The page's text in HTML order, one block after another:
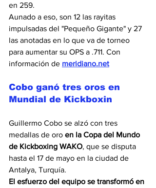
en 259.
Aunado a eso, son 12 las rayitas
impulsadas del "Pequeño Gigante" y 27
las anotadas en lo que va de torneo
para aumentar su OPS a .711. Con
información de meridiano.net
Cobo ganó tres oros en
Mundial de Kickboxin
Guillermo Cobo se alzó con tres
medallas de oro en la Copa del Mundo
de Kickboxing WAKO, que se disputa
hasta el 17 de mayo en la ciudad de
Antalya, Turquía.
El esfuerzo del equipo se transformó en